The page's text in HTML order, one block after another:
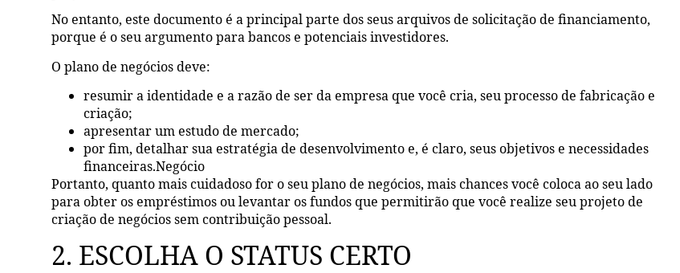
No entanto, este documento é a principal parte dos seus arquivos de solicitação de financiamento,
porque é o seu argumento para bancos e potenciais investidores.
O plano de negócios deve:
resumir a identidade e a razão de ser da empresa que você cria, seu processo de fabricação e
criação;
apresentar um estudo de mercado;
por fim, detalhar sua estratégia de desenvolvimento e, é claro, seus objetivos e necessidades
financeiras.Negócio
Portanto, quanto mais cuidadoso for o seu plano de negócios, mais chances você coloca ao seu lado
para obter os empréstimos ou levantar os fundos que permitirão que você realize seu projeto de
criação de negócios sem contribuição pessoal.
2. ESCOLHA O STATUS CERTO